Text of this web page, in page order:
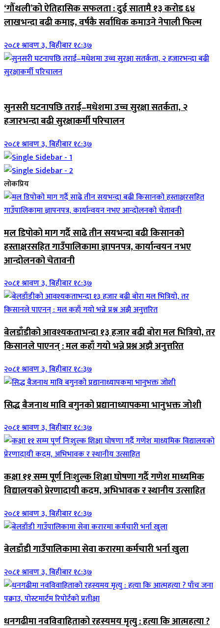
‘गौँथली’को ऐतिहासिक सफलता : दुई सातामै १३ करोड ६४
लाखभन्दा बढी कमाइ, वर्षकै सर्वाधिक कमाउने नेपाली फिल्म
२०८१ श्रावण ३, बिहीबार १८:३७
सुनसरी घटनापछि तराई–मधेशमा उच्च सुरक्षा सतर्कता, २
हजारभन्दा बढी सुरक्षाकर्मी परिचालन
२०८१ श्रावण ३, बिहीबार १८:३७
लोकप्रिय
मल डिपोको माग गर्दै साढे तीन सयभन्दा बढी किसानको
हस्ताक्षरसहित गाउँपालिकामा ज्ञापनपत्र, कार्यान्वयन नभए
आन्दोलनको चेतावनी
२०८१ श्रावण ३, बिहीबार १८:३७
बेलडाँडीको आवश्यकताभन्दा १३ हजार बढी बोरा मल भित्रियो, तर
किसानले पाएनन् : मल कहाँ गयो भन्ने प्रश्न अझै अनुत्तरित
२०८१ श्रावण ३, बिहीबार १८:३७
सिद्ध बैजनाथ मावि बगुनको प्रद्यानाध्यापकमा भानुभक्त जोशी
२०८१ श्रावण ३, बिहीबार १८:३७
कक्षा ११ सम्म पूर्ण निःशुल्क शिक्षा घोषणा गर्दै गणेश माध्यमिक
विद्यालयको प्रेरणादायी कदम, अभिभावक र स्थानीय उत्साहित
२०८१ श्रावण ३, बिहीबार १८:३७
बेलडाँडी गाउँपालिकामा सेवा करारमा कर्मचारी भर्ना खुला
२०८१ श्रावण ३, बिहीबार १८:३७
धनगढीमा नवविवाहिताको रहस्यमय मृत्यु : हत्या कि आत्महत्या ?